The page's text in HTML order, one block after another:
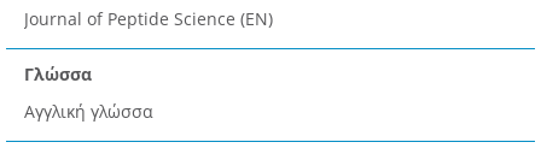
Journal of Peptide Science (EN)
Γλώσσα
Αγγλική γλώσσα